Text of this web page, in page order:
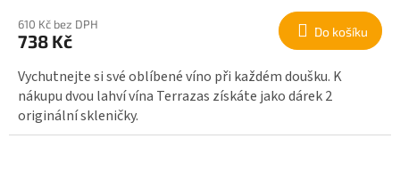
610 Kč bez DPH
738 Kč Do košíku
Vychutnejte si své oblíbené víno při každém doušku. K
nákupu dvou lahví vína Terrazas získáte jako dárek 2
originální skleničky.